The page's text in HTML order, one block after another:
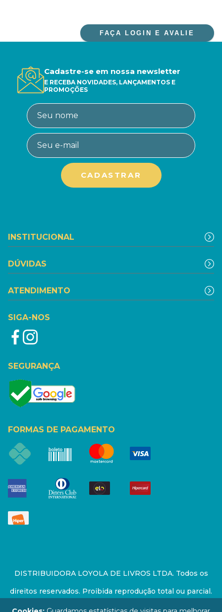
FAÇA LOGIN E AVALIE
Cadastre-se em nossa newsletter
E RECEBA NOVIDADES, LANÇAMENTOS E
PROMOÇÕES
INSTITUCIONAL
DÚVIDAS
ATENDIMENTO
SIGA-NOS
SEGURANÇA
FORMAS DE PAGAMENTO
DISTRIBUIDORA LOYOLA DE LIVROS LTDA. Todos os
direitos reservados. Proibida reprodução total ou parcial.
Preços e estoque sujeito a alterações sem aviso prévio.